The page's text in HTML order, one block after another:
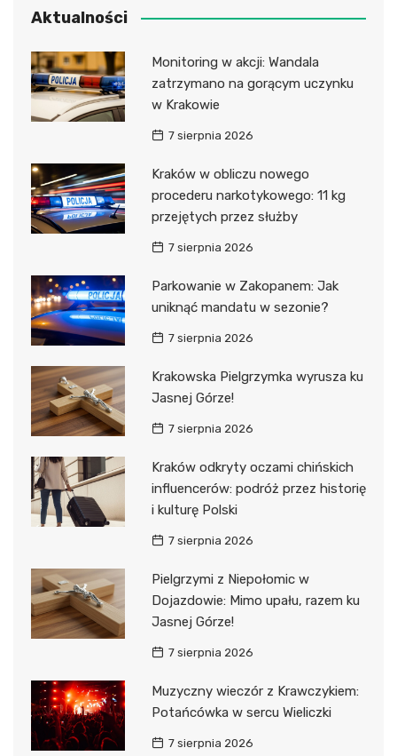
Aktualności
Monitoring w akcji: Wandala
zatrzymano na gorącym uczynku
w Krakowie
7 sierpnia 2026
Kraków w obliczu nowego
procederu narkotykowego: 11 kg
przejętych przez służby
7 sierpnia 2026
Parkowanie w Zakopanem: Jak
uniknąć mandatu w sezonie?
7 sierpnia 2026
Krakowska Pielgrzymka wyrusza ku
Jasnej Górze!
7 sierpnia 2026
Kraków odkryty oczami chińskich
influencerów: podróż przez historię
i kulturę Polski
7 sierpnia 2026
Pielgrzymi z Niepołomic w
Dojazdowie: Mimo upału, razem ku
Jasnej Górze!
7 sierpnia 2026
Muzyczny wieczór z Krawczykiem:
Potańcówka w sercu Wieliczki
7 sierpnia 2026